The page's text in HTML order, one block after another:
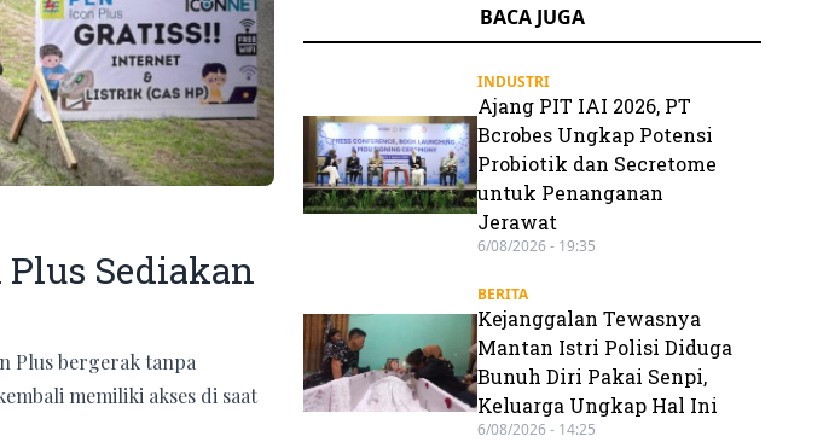
Sediakan
Plus bergerak tanpa
memiliki akses di saat
BACA JUGA
INDUSTRI
Ajang PIT IAI 2026, PT
Bcrobes Ungkap Potensi
Probiotik dan Secretome
untuk Penanganan
Jerawat
6/08/2026 - 19:35
BERITA
Kejanggalan Tewasnya
Mantan Istri Polisi Diduga
Bunuh Diri Pakai Senpi,
Keluarga Ungkap Hal Ini
6/08/2026 - 14:25